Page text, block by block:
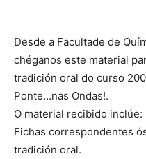
Desde a Facultade de
chéganos este material
tradición oral do curso
Ponte…nas Ondas!.
O material recibido inclúe:
Fichas correspondentes
tradición oral.